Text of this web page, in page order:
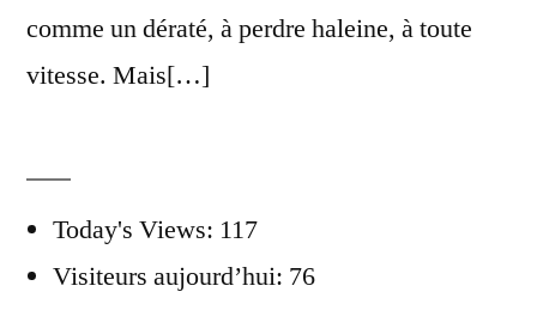
comme un dératé, à perdre haleine, à toute
vitesse. Mais[…]
Today's Views: 117
Visiteurs aujourd’hui: 76